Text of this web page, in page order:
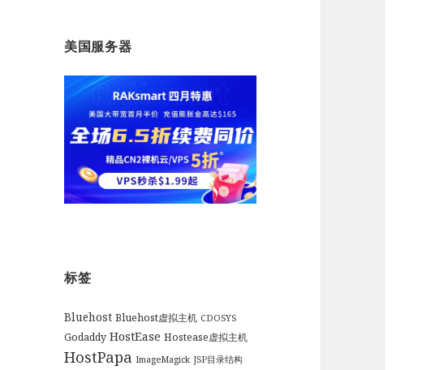
美国服务器
标签
Bluehost Bluehost虚拟主机 CDOSYS
Godaddy HostEase Hostease虚拟主机
HostPapa ImageMagick JSP目录结构